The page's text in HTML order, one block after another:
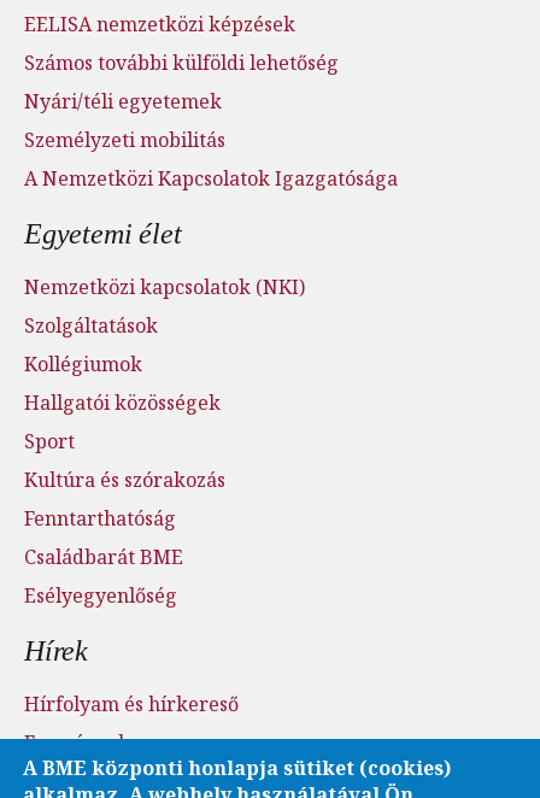
EELISA nemzetközi képzések
Számos további külföldi lehetőség
Nyári/téli egyetemek
Személyzeti mobilitás
A Nemzetközi Kapcsolatok Igazgatósága
Egyetemi élet
Nemzetközi kapcsolatok (NKI)
Szolgáltatások
Kollégiumok
Hallgatói közösségek
Sport
Kultúra és szórakozás
Fenntarthatóság
Családbarát BME
Esélyegyenlőség
Hírek
Hírfolyam és hírkereső
Események
Sajtószoba - sajtófigyelés
A BME központi honlapja sütiket (cookies)